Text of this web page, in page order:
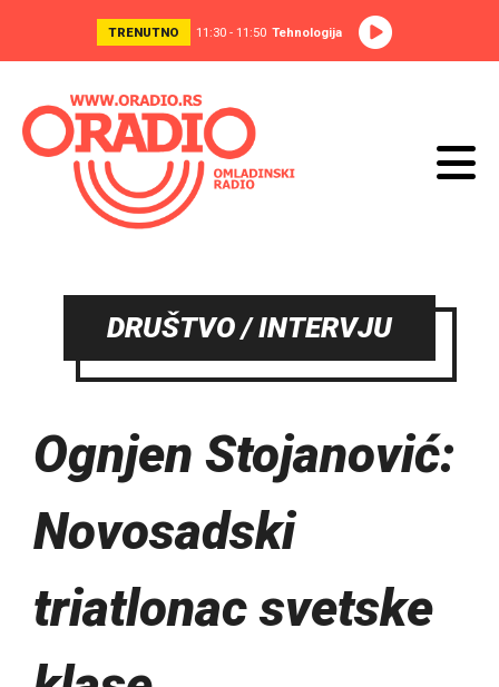
TRENUTNO 11:30 - 11:50 Tehnologija
DRUŠTVO / INTERVJU
Ognjen Stojanović:
Novosadski
triatlonac svetske